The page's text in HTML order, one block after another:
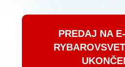
PREDAJ NA